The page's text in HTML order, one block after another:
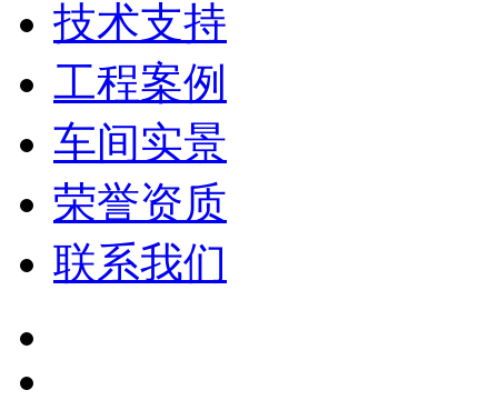
技术支持
工程案例
车间实景
荣誉资质
联系我们